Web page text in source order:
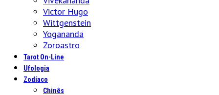
Victor Hugo
Wittgenstein
Yogananda
Zoroastro
Tarot On-Line
Ufologia
Zodíaco
Chinês